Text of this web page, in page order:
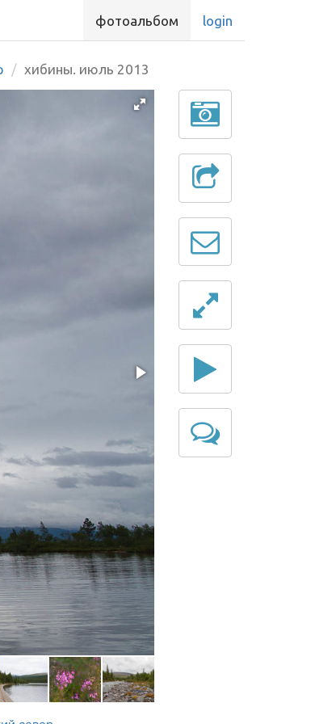
фотоальбом login
хибины. июль 2013